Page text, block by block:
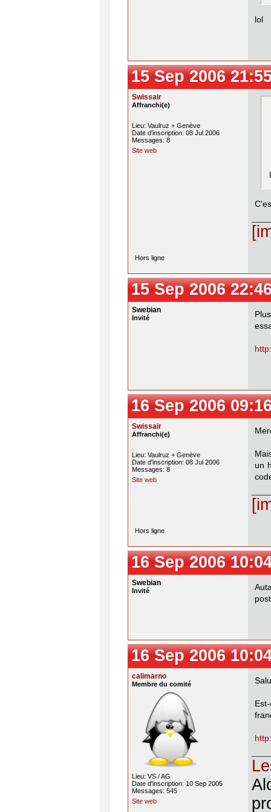
lol
15 Sep 2006
Swissair
Affranchi(e)
Lieu: Vaulruz + Genève
Date d'inscription: 08 Jul 2006
Messages: 8
Site web
Hors ligne
15 Sep 2006
Swebian
Invité
16 Sep 2006
Swissair
Affranchi(e)
Lieu: Vaulruz + Genève
Date d'inscription: 08 Jul 2006
Messages: 8
Site web
un
Hors ligne
16 Sep 2006
Swebian
Invité
16 Sep 2006
calimarno
Membre du comité
Lieu: VS / AG
Date d'inscription: 10 Sep 2005
Messages: 545
Site web